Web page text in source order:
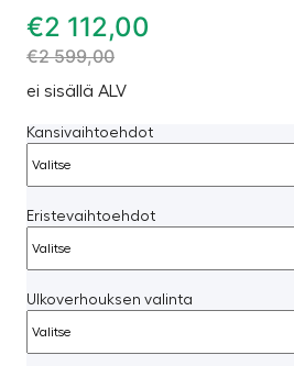
€2 112,00
€2 599,00
ei sisällä ALV
Kansivaihtoehdot
Eristevaihtoehdot
Ulkoverhouksen valinta